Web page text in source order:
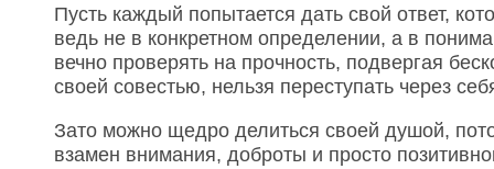
Пусть каждый попытается дать свой ответ,
ведь не в конкретном определении, а в
вечно проверять на прочность, подвергая
своей совестью, нельзя переступать через
Зато можно щедро делиться своей душой,
взамен внимания, доброты и просто